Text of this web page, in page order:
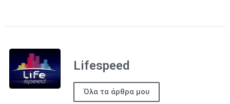
Lifespeed
Όλα τα άρθρα μου